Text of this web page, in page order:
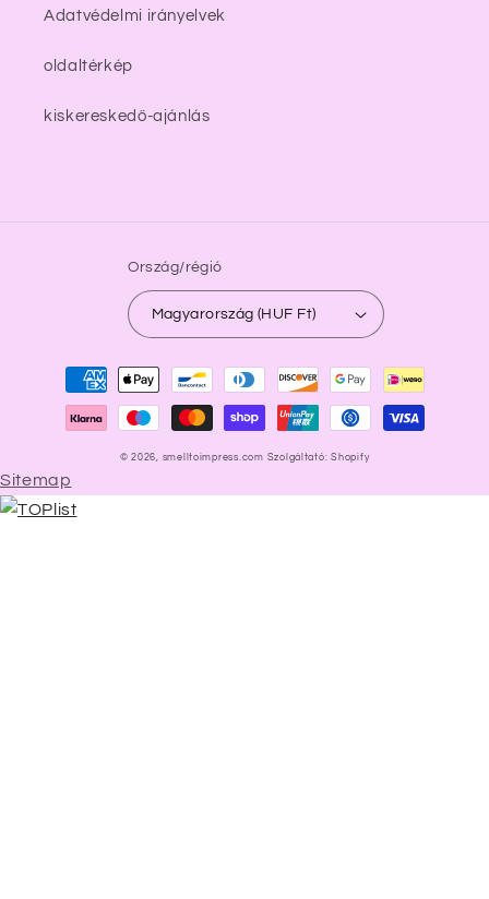
Adatvédelmi irányelvek
oldaltérkép
kiskereskedő-ajánlás
Ország/régió
Magyarország (HUF Ft)
Fizetési
módok
© 2026, smelltoimpress.com Szolgáltató: Shopify
Sitemap